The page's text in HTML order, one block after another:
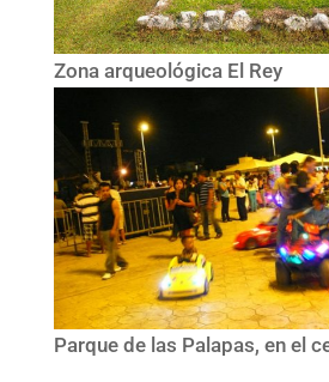
Zona arqueológica El Rey
Parque de las Palapas, en el